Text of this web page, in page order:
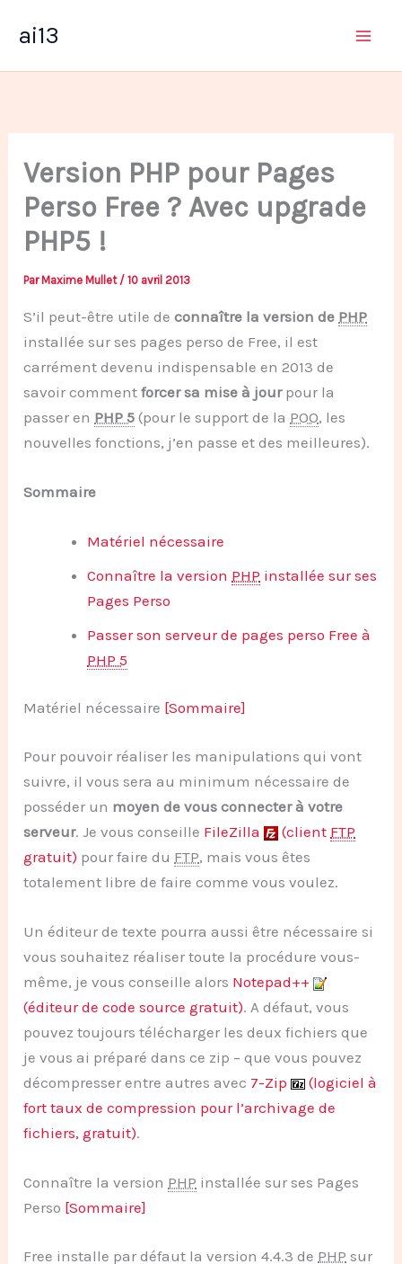
ai13
Version PHP pour Pages
Perso Free ? Avec upgrade
PHP5 !
ParMaxime Mullet /10 avril 2013
S’il peut-être utile deconnaître la version de PHP
installée sur ses pages perso de Free, il est
carrément devenu indispensable en 2013 de
savoir commentforcer sa mise à jourpour la
passer en PHP 5 (pour le support de la POO, les
nouvelles fonctions, j’en passe et des meilleures).
Sommaire
Matériel nécessaire
Connaître la version PHP installée sur ses
Pages Perso
Passer son serveur de pages perso Free à
PHP 5
Matériel nécessaire [Sommaire]
Pour pouvoir réaliser les manipulations qui vont
suivre, il vous sera au minimum nécessaire de
posséder un moyen de vous connecter à votre
serveur. Je vous conseille FileZilla (client FTP
gratuit) pour faire du FTP, mais vous êtes
totalement libre de faire comme vous voulez.
Un éditeur de texte pourra aussi être nécessaire si
vous souhaitez réaliser toute la procédure vous-
même, je vous conseille alors Notepad++
(éditeur de code source gratuit). A défaut, vous
pouvez toujours télécharger les deux fichiers que
je vous ai préparé dans ce zip – que vous pouvez
décompresser entre autres avec 7-Zip
(logiciel à
fort taux de compression pour l’archivage de
fichiers, gratuit).
Connaître la version PHP installée sur ses Pages
Perso [Sommaire]
Free installe par défaut la version 4.4.3 de PHP sur